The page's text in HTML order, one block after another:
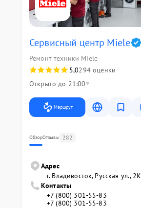
Сервисный центр Miele
Ремонт техники Miele
5,0294 оценки
Открыто до 21:00
Маршрут
ОбзорОтзывы 282
Адрес
г. Владивосток, Русская ул., 2К
Контакты
+7 (800) 301-55-83
+7 (800) 301-55-83